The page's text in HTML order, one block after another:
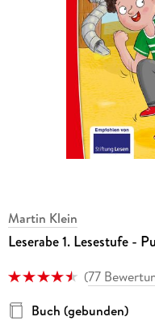
Martin Klein
Leserabe 1. Lesestufe -
(77
Buch (gebunden)